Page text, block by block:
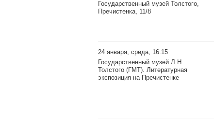
Государственный музей Толстого,
Пречистенка, 11/8
24 января, среда, 16.15
Государственный музей Л.Н.
Толстого (ГМТ). Литературная
экспозиция на Пречистенке